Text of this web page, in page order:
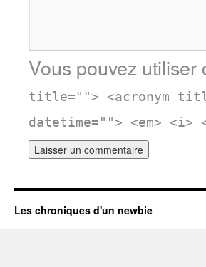
Vous pouvez
title=""> <acronym
datetime=""> <em>
Les chroniques d'un newbie